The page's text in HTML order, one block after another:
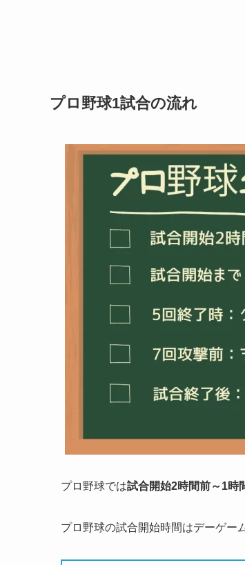
プロ野球1試合の流れ
プロ野球では試合開始2時間前～1時
プロ野球の試合開始時間はデーゲー